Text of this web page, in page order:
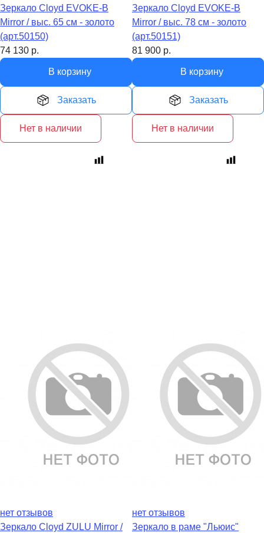
Зеркало Cloyd EVOKE-B
Mirror / выс. 65 см - золото
(арт.50150)
74 130 р.
В корзину
Заказать
Нет в наличии
Зеркало Cloyd EVOKE-B
Mirror / выс. 78 см - золото
(арт.50151)
81 900 р.
В корзину
Заказать
Нет в наличии
нет отзывов
Зеркало Cloyd ZULU Mirror /
нет отзывов
Зеркало в раме "Льюис"